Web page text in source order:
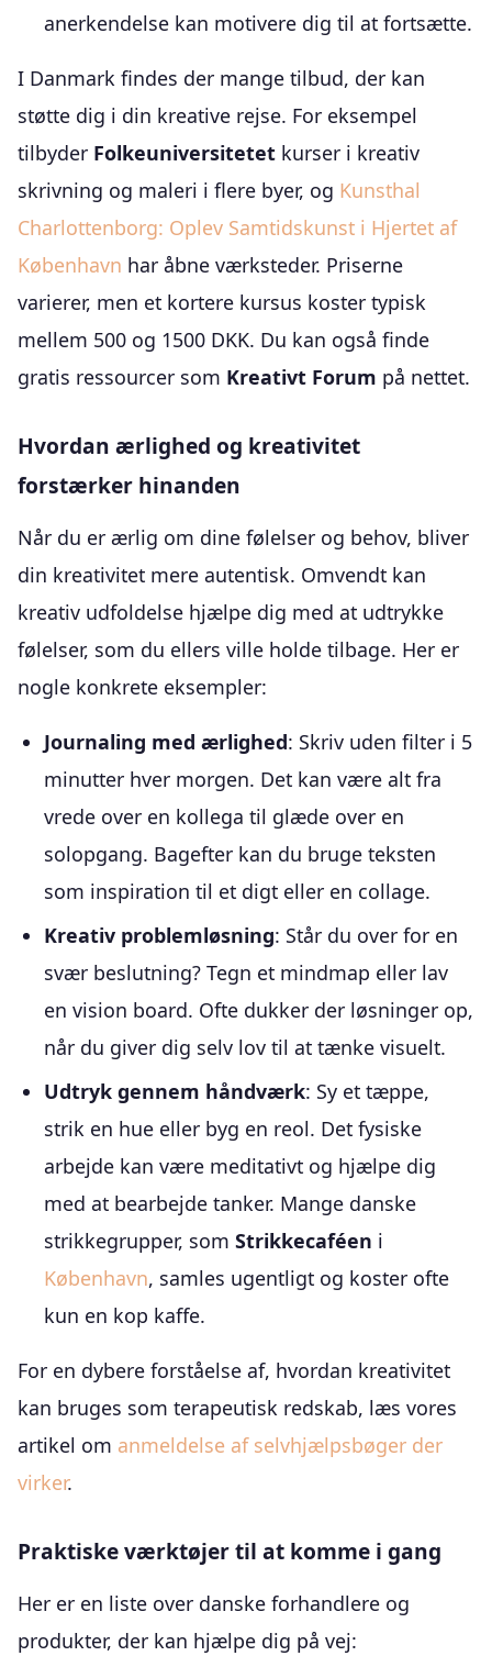
anerkendelse kan motivere dig til at fortsætte.
I Danmark findes der mange tilbud, der kan
støtte dig i din kreative rejse. For eksempel
tilbyder Folkeuniversitetet kurser i kreativ
skrivning og maleri i flere byer, og Kunsthal
Charlottenborg: Oplev Samtidskunst i Hjertet af
København har åbne værksteder. Priserne
varierer, men et kortere kursus koster typisk
mellem 500 og 1500 DKK. Du kan også finde
gratis ressourcer som Kreativt Forum på nettet.
Hvordan ærlighed og kreativitet
forstærker hinanden
Når du er ærlig om dine følelser og behov, bliver
din kreativitet mere autentisk. Omvendt kan
kreativ udfoldelse hjælpe dig med at udtrykke
følelser, som du ellers ville holde tilbage. Her er
nogle konkrete eksempler:
Journaling med ærlighed: Skriv uden filter i 5
minutter hver morgen. Det kan være alt fra
vrede over en kollega til glæde over en
solopgang. Bagefter kan du bruge teksten
som inspiration til et digt eller en collage.
Kreativ problemløsning: Står du over for en
svær beslutning? Tegn et mindmap eller lav
en vision board. Ofte dukker der løsninger op,
når du giver dig selv lov til at tænke visuelt.
Udtryk gennem håndværk: Sy et tæppe,
strik en hue eller byg en reol. Det fysiske
arbejde kan være meditativt og hjælpe dig
med at bearbejde tanker. Mange danske
strikkegrupper, som Strikkecaféen i
København, samles ugentligt og koster ofte
kun en kop kaffe.
For en dybere forståelse af, hvordan kreativitet
kan bruges som terapeutisk redskab, læs vores
artikel om anmeldelse af selvhjælpsbøger der
virker.
Praktiske værktøjer til at komme i gang
Her er en liste over danske forhandlere og
produkter, der kan hjælpe dig på vej: